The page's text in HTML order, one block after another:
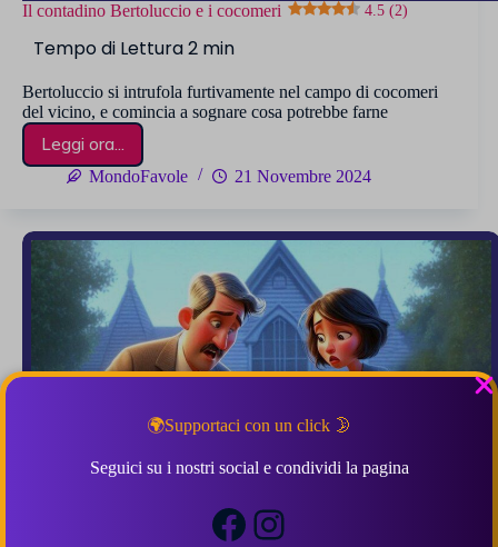
🌍Supportaci con un click 🌛
Seguici su i nostri social e condividi la pagina
Facebook
Instagram
Il contadino Bertoluccio e i cocomeri 4.5 (2)
Bertoluccio si intrufola furtivamente nel campo di cocomeri
del vicino, e comincia a sognare cosa potrebbe farne
Leggi ora...
Il
contadino
i
cocomeri
4.5 (2)
MondoFavole 21 Novembre 2024